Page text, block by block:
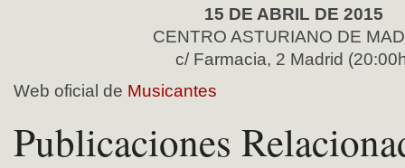
15 DE ABRIL DE 2015
CENTRO ASTURIANO DE
c/ Farmacia, 2 Madrid
Web oficial de Musicantes
Publicaciones